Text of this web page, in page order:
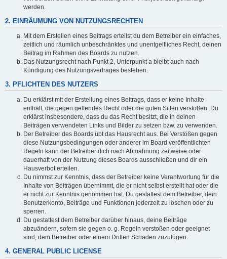
werden.
2. EINRÄUMUNG VON NUTZUNGSRECHTEN
Mit dem Erstellen eines Beitrags erteilst du dem Betreiber ein einfaches,
zeitlich und räumlich unbeschränktes und unentgeltliches Recht, deinen
Beitrag im Rahmen des Boards zu nutzen.
Das Nutzungsrecht nach Punkt 2, Unterpunkt a bleibt auch nach
Kündigung des Nutzungsvertrages bestehen.
3. PFLICHTEN DES NUTZERS
Du erklärst mit der Erstellung eines Beitrags, dass er keine Inhalte
enthält, die gegen geltendes Recht oder die guten Sitten verstoßen. Du
erklärst insbesondere, dass du das Recht besitzt, die in deinen
Beiträgen verwendeten Links und Bilder zu setzen bzw. zu verwenden.
Der Betreiber des Boards übt das Hausrecht aus. Bei Verstößen gegen
diese Nutzungsbedingungen oder anderer im Board veröffentlichten
Regeln kann der Betreiber dich nach Abmahnung zeitweise oder
dauerhaft von der Nutzung dieses Boards ausschließen und dir ein
Hausverbot erteilen.
Du nimmst zur Kenntnis, dass der Betreiber keine Verantwortung für die
Inhalte von Beiträgen übernimmt, die er nicht selbst erstellt hat oder die
er nicht zur Kenntnis genommen hat. Du gestattest dem Betreiber, dein
Benutzerkonto, Beiträge und Funktionen jederzeit zu löschen oder zu
sperren.
Du gestattest dem Betreiber darüber hinaus, deine Beiträge
abzuändern, sofern sie gegen o. g. Regeln verstoßen oder geeignet
sind, dem Betreiber oder einem Dritten Schaden zuzufügen.
4. GENERAL PUBLIC LICENSE